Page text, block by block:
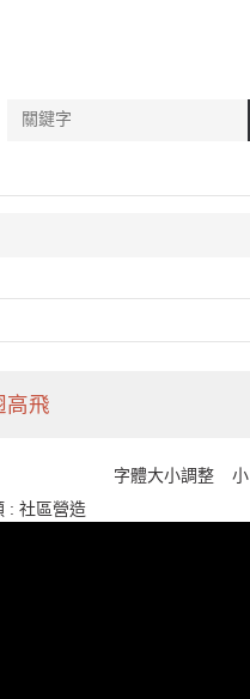
高飛
字體大小調整 小
: 社區營造